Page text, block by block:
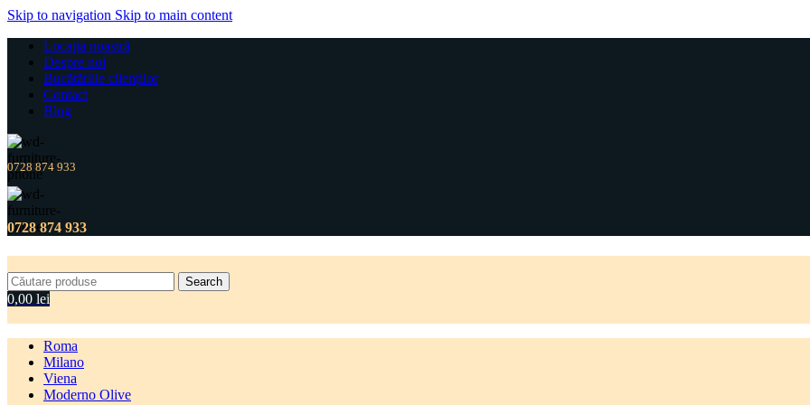
Skip to navigation Skip to main content
Locația noastră
Despre noi
Bucătăriile clienților
Contact
Blog
0728 874 933
0728 874 933
Search
0,00 lei
Roma
Milano
Viena
Moderno Olive